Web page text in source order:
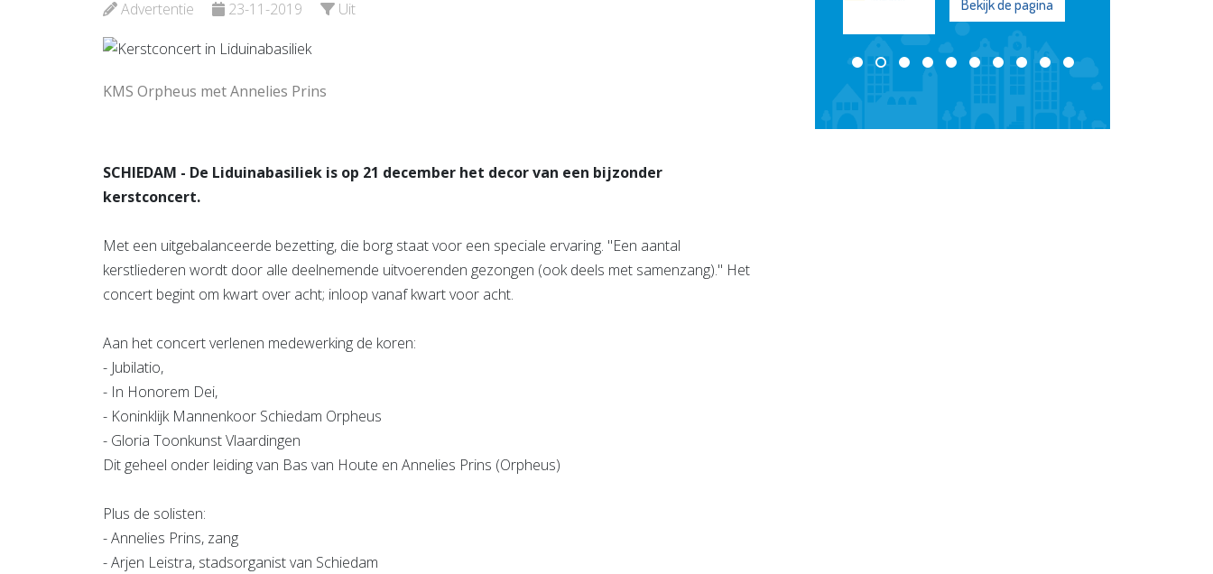
Advertentie 23-11-2019 Uit
KMS Orpheus met Annelies Prins
SCHIEDAM - De Liduinabasiliek is op 21 december het decor van een bijzonder
kerstconcert.
Met een uitgebalanceerde bezetting, die borg staat voor een speciale ervaring. "Een aantal
kerstliederen wordt door alle deelnemende uitvoerenden gezongen (ook deels met samenzang)." Het
concert begint om kwart over acht; inloop vanaf kwart voor acht.
Aan het concert verlenen medewerking de koren:
- Jubilatio,
- In Honorem Dei,
- Koninklijk Mannenkoor Schiedam Orpheus
- Gloria Toonkunst Vlaardingen
Dit geheel onder leiding van Bas van Houte en Annelies Prins (Orpheus)
Plus de solisten:
- Annelies Prins, zang
- Arjen Leistra, stadsorganist van Schiedam
Bekijk de pagina
Bekijk de pagina Bekijk de pagina